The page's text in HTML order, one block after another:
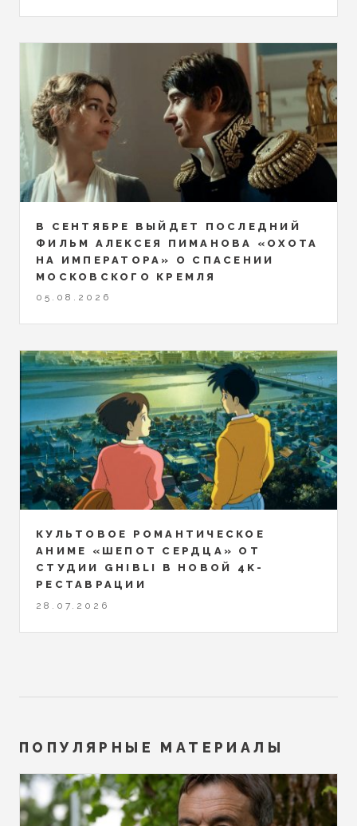
В СЕНТЯБРЕ ВЫЙДЕТ ПОСЛЕДНИЙ
ФИЛЬМ АЛЕКСЕЯ ПИМАНОВА «ОХОТА
НА ИМПЕРАТОРА» О СПАСЕНИИ
МОСКОВСКОГО КРЕМЛЯ
05.08.2026
КУЛЬТОВОЕ РОМАНТИЧЕСКОЕ
АНИМЕ «ШЕПОТ СЕРДЦА» ОТ
СТУДИИ GHIBLI В НОВОЙ 4K-
РЕСТАВРАЦИИ
28.07.2026
ПОПУЛЯРНЫЕ МАТЕРИАЛЫ